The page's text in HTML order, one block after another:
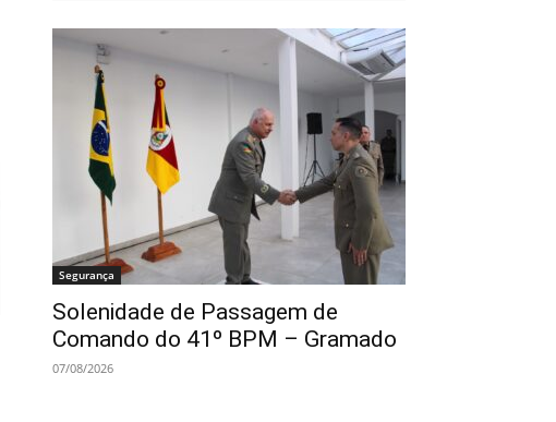
Segurança
Solenidade de Passagem de
Comando do 41º BPM – Gramado
07/08/2026